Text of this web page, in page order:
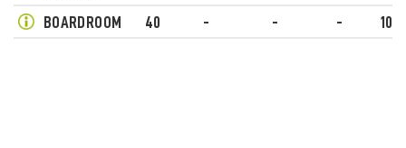
BOARDROOM 40 - - - 10